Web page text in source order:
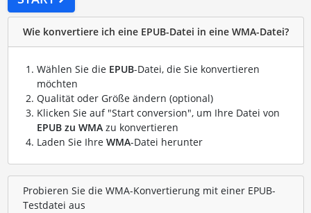
Wie konvertiere ich eine EPUB-Datei in eine WMA-Datei?
Wählen Sie die EPUB-Datei, die Sie konvertieren
möchten
Qualität oder Größe ändern (optional)
Klicken Sie auf "Start conversion", um Ihre Datei von
EPUB zu WMAzu konvertieren
Laden Sie Ihre WMA-Datei herunter
Probieren Sie die WMA-Konvertierung mit einer EPUB-
Testdatei aus